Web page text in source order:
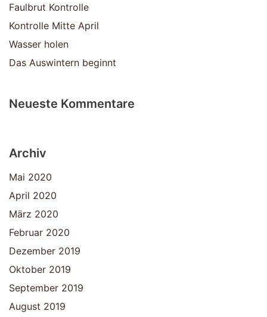
Faulbrut Kontrolle
Kontrolle Mitte April
Wasser holen
Das Auswintern beginnt
Neueste Kommentare
Archiv
Mai 2020
April 2020
März 2020
Februar 2020
Dezember 2019
Oktober 2019
September 2019
August 2019